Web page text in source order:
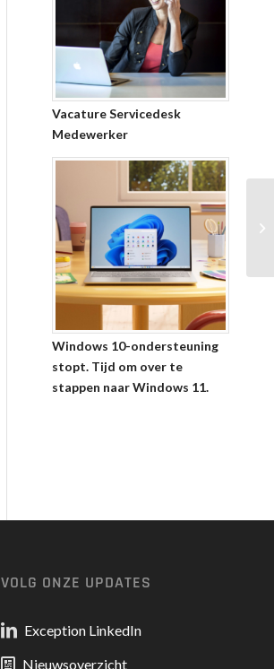
Vacature Servicedesk
Medewerker
Windows 10-ondersteuning
stopt. Tijd om over te
stappen naar Windows 11.
VOLG ONZE UPDATES
Exception LinkedIn
Nieuwsoverzicht